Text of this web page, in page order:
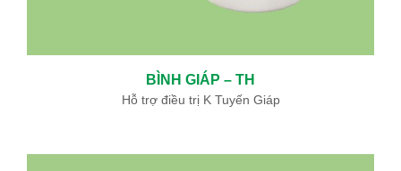
BÌNH GIÁP – TH
Hỗ trợ điều trị K Tuyến Giáp